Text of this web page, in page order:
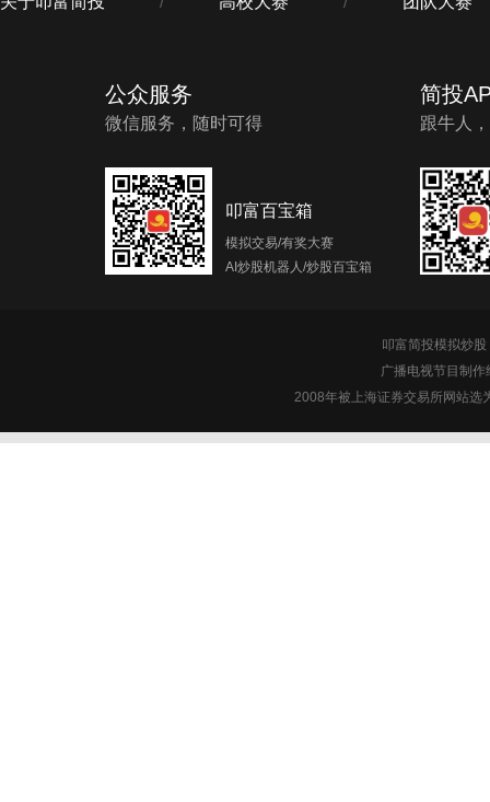
公众服务
微信服务，随时可得
叩富百宝箱
模拟交易/有奖大赛
AI炒股机器人/炒股百宝箱
简投
跟牛人
叩富简投模拟炒
广播电视节目制
2008年被上海证券交易所网站选